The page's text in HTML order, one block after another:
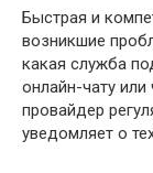
Быстрая и
возникшие
какая служба
онлайн-чату
провайдер
уведомляет о